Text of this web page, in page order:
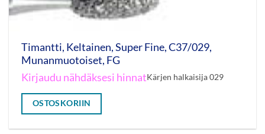
Timantti, Keltainen, Super Fine, C37/029,
Munanmuotoiset, FG
Kirjaudu nähdäksesi hinnatKärjen halkaisija 029
OSTOSKORIIN